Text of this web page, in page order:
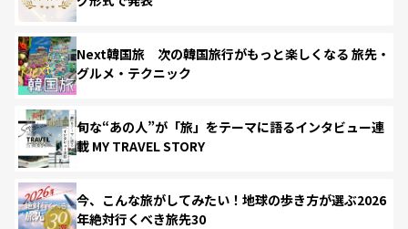
Next韓国旅 次の韓国旅行がもっと楽しくなる 旅先・
グルメ・テクニック
旬な“あの人”が「旅」をテーマに語るインタビュー連
載 MY TRAVEL STORY
今、こんな旅がしてみたい！地球の歩き方が選ぶ2026
年絶対行くべき旅先30